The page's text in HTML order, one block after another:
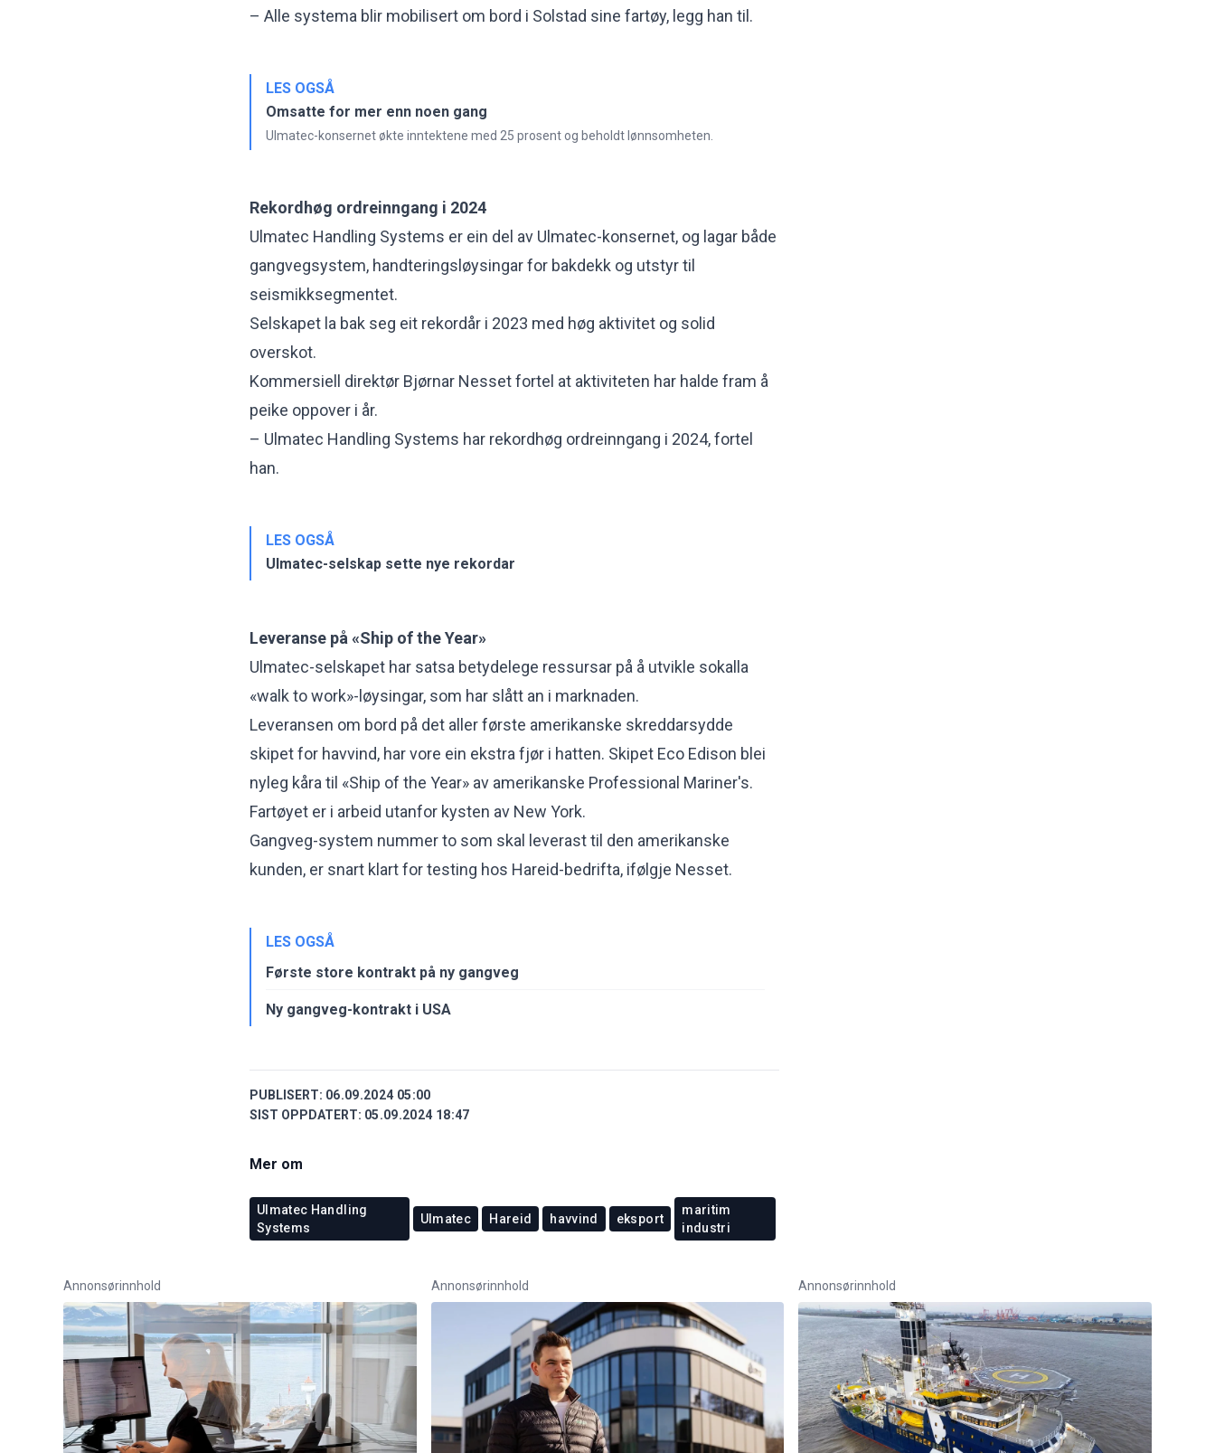
– Alle systema blir mobilisert om bord i Solstad sine fartøy, legg han til.
LES OGSÅ
Omsatte for mer enn noen gang
Ulmatec-konsernet økte inntektene med 25 prosent og beholdt lønnsomheten.
Rekordhøg ordreinngang i 2024
Ulmatec Handling Systems er ein del av Ulmatec-konsernet, og lagar både
gangvegsystem, handteringsløysingar for bakdekk og utstyr til
seismikksegmentet.
Selskapet la bak seg eit rekordår i 2023 med høg aktivitet og solid
overskot.
Kommersiell direktør Bjørnar Nesset fortel at aktiviteten har halde fram å
peike oppover i år.
– Ulmatec Handling Systems har rekordhøg ordreinngang i 2024, fortel
han.
LES OGSÅ
Ulmatec-selskap sette nye rekordar
Leveranse på «Ship of the Year»
Ulmatec-selskapet har satsa betydelege ressursar på å utvikle sokalla
«walk to work»-løysingar, som har slått an i marknaden.
Leveransen om bord på det aller første amerikanske skreddarsydde
skipet for havvind, har vore ein ekstra fjør i hatten. Skipet Eco Edison blei
nyleg kåra til «Ship of the Year» av amerikanske Professional Mariner's.
Fartøyet er i arbeid utanfor kysten av New York.
Gangveg-system nummer to som skal leverast til den amerikanske
kunden, er snart klart for testing hos Hareid-bedrifta, ifølgje Nesset.
LES OGSÅ
Første store kontrakt på ny gangveg
Ny gangveg-kontrakt i USA
PUBLISERT: 06.09.2024 05:00
SIST OPPDATERT: 05.09.2024 18:47
Mer om
Ulmatec Handling
Systems
Ulmatec Hareid havvind eksport
maritim
industri
Annonsørinnhold Annonsørinnhold Annonsørinnhold